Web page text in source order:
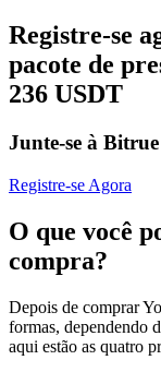
Registre-se
pacote de
236 USDT
Junte-se à
Registre-se Agora
O que você
compra?
Depois de comprar
formas, dependendo
aqui estão as quatro